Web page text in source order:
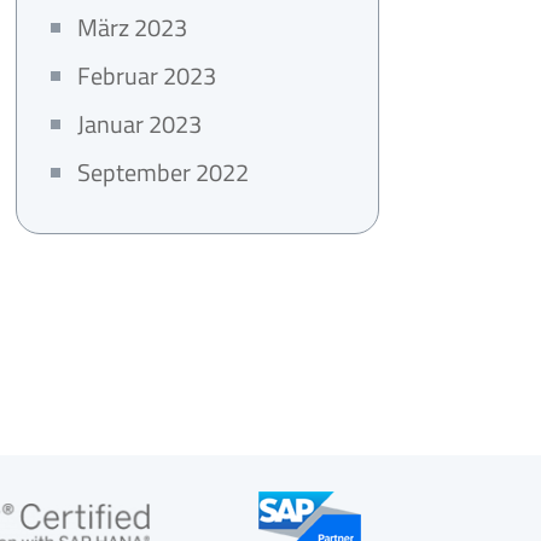
März 2023
Februar 2023
Januar 2023
September 2022